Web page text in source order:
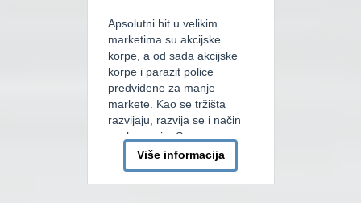
Apsolutni hit u velikim
marketima su akcijske
korpe, a od sada akcijske
korpe i parazit police
predviđene za manje
markete. Kao se tržišta
razvijaju, razvija se i način
poslaovanja. Sve
zastupljenija akcijska mjesta
koja uglavnom svaki
dobavljač plaća od sada su
Više informacija